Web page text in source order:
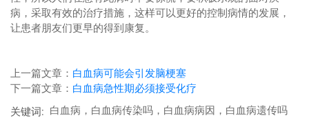
病，采取有效的治疗措施，这样可以更好的控制病情的发展，
让患者朋友们更早的得到康复。
上一篇文章： 白血病可能会引发脑梗塞
下一篇文章： 白血病急性期必须接受化疗
关键词: 白血病，白血病传染吗，白血病病因，白血病遗传吗